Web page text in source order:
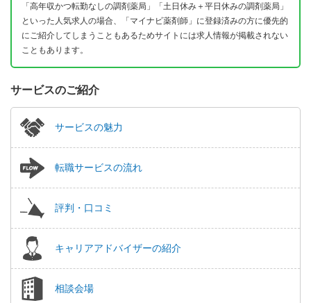
「高年収かつ転勤なしの調剤薬局」「土日休み＋平日休みの調剤薬局」
といった人気求人の場合、「マイナビ薬剤師」に登録済みの方に優先的
にご紹介してしまうこともあるためサイトには求人情報が掲載されない
こともあります。
サービスのご紹介
サービスの魅力
転職サービスの流れ
評判・口コミ
キャリアアドバイザーの紹介
相談会場